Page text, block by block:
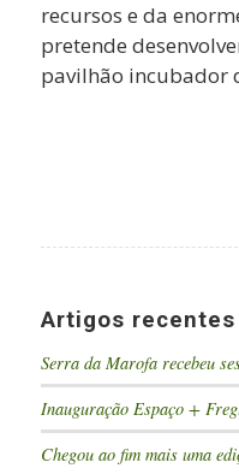
recursos e da
pretende
pavilhão incubador
Artigos recentes
Serra da Marofa recebeu
Inauguração Espaço +
Chegou ao fim mais uma